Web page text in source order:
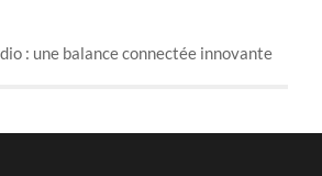
: une balance connectée innovante